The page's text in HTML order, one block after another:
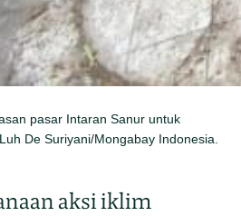
pasar Intaran Sanur untuk
De Suriyani/Mongabay Indonesia.
aksi iklim